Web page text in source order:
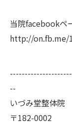
当院facebookペ
http://on.fb.me/
--
いづみ堂整体院
〒182-0002